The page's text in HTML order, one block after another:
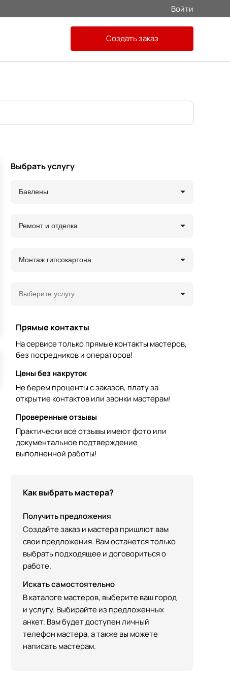
Войти
Создать заказ
Выбрать услугу
Бавлены
Ремонт и отделка
Монтаж гипсокартона
Выберите услугу
Прямые контакты
На сервисе только прямые контакты мастеров,
без посредников и операторов!
Цены без накруток
Не берем проценты с заказов, плату за
открытие контактов или звонки мастерам!
Проверенные отзывы
Практически все отзывы имеют фото или
документальное подтверждение
выполненной работы!
Как выбрать мастера?
Получить предложения
Создайте заказ и мастера пришлют вам
свои предложения. Вам останется только
выбрать подходящее и договориться о
работе.
Искать самостоятельно
В каталоге мастеров, выберите ваш город
и услугу. Выбирайте из предложенных
анкет. Вам будет доступен личный
телефон мастера, а также вы можете
написать мастерам.